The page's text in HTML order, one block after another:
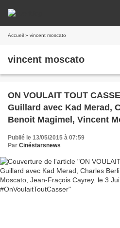
Accueil » vincent moscato
vincent moscato
ON VOULAIT TOUT
Guillard avec Kad Merad,
Benoit Magimel, Vincent
Cayrey. le 3 Juin au Cinéma
#OnVoulaitToutCasser
Publié le 13/05/2015 à 07:59
Par Cinéstarsnews